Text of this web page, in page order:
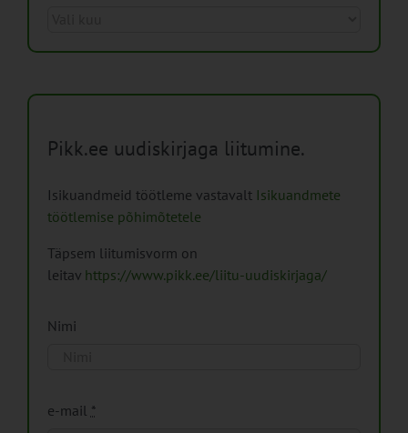
Pikk.ee uudiskirjaga liitumine.
Isikuandmeid töötleme vastavalt Isikuandmete
töötlemise põhimõtetele
Täpsem liitumisvorm on
leitav https://www.pikk.ee/liitu-uudiskirjaga/
Nimi
e-mail *